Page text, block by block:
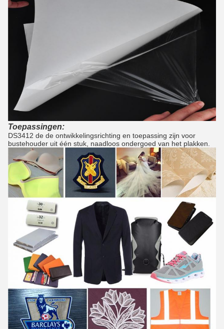
Toepassingen:
DS3412 de de ontwikkelingsrichting en toepassing zijn voor
bustehouder uit één stuk, naadloos ondergoed van het plakken.